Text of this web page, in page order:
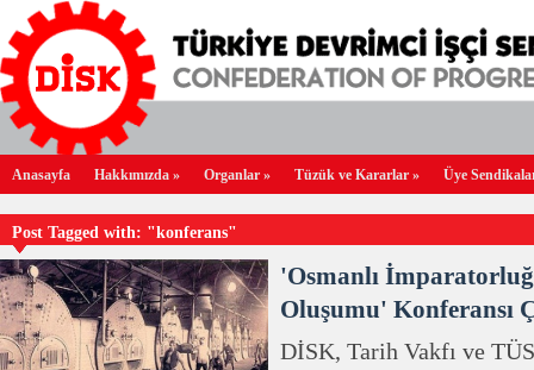
Anasayfa Hakkımızda » Organlar » Tüzük ve Kararlar » Üye
Post Tagged with: "konferans"
'Osmanlı
Oluşumu' Konferansı
DİSK, Tarih Vakfı ve